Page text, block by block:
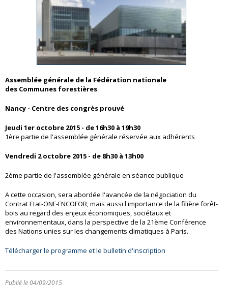
Assemblée générale de la Fédération nationale
des Communes forestières
Nancy - Centre des congrès prouvé
Jeudi 1er octobre 2015 - de 16h30 à 19h30
1ère partie de l'assemblée générale réservée aux adhérents
Vendredi 2 octobre 2015 - de 8h30 à 13h00
2ème partie de l'assemblée générale en séance publique
A cette occasion, sera abordée l'avancée de la négociation du
Contrat Etat-ONF-FNCOFOR, mais aussi l'importance de la filière forêt-
bois au regard des enjeux économiques, sociétaux et
environnementaux, dans la perspective de la 21ème Conférence
des Nations unies sur les changements climatiques à Paris.
Télécharger le programme et le bulletin d'inscription
Publié le 04/09/2015